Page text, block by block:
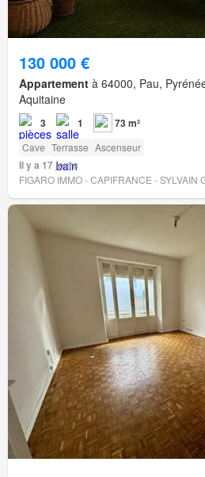
130 000 €
Appartement à 64000, Pau,
Aquitaine
3 1 73 m²
Cave Terrasse Ascenseur
Il y a 17 jours
FIGARO IMMO - CAPIFRANCE - SYLVAIN